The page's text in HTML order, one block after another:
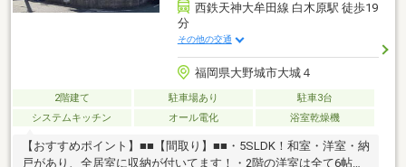
西鉄天神大牟田線 白木原駅 徒歩19
分
その他の交通
福岡県大野城市大城４
2階建て 駐車場あり
駐車3台
システムキッチン
オール電化 浴室乾燥機
【おすすめポイント】■■【間取り】■■・5SLDK！和室・洋室・納
戸があり、全居室に収納が付いてます！・2階の洋室は全て6帖以